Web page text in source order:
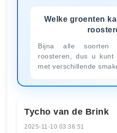
Welke groenten
Bijna alle soorten
roosteren, dus u kunt
met verschillende
Tycho van de Brink
2025-11-10 03:36:51